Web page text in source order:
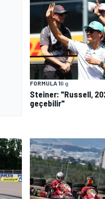
FORMULA 16 g
Steiner: "Russell,
geçebilir"